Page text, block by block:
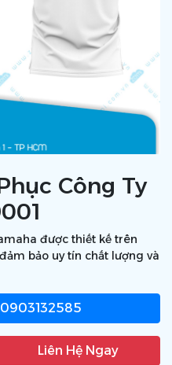
Công Ty
được thiết kế trên
bảo uy tín chất lượng và
0903132585
Liên Hệ Ngay